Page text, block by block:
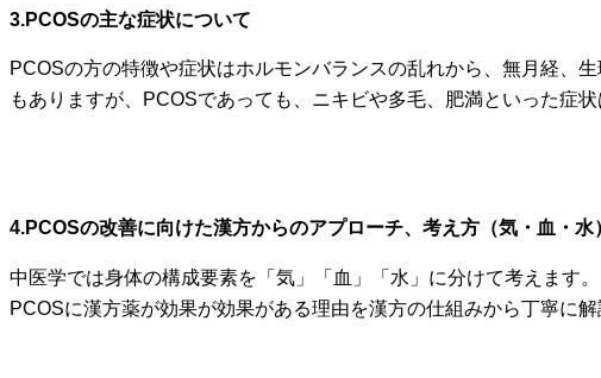
3.PCOSの主な症状について
PCOSの方の特徴や症状はホルモンバランスの乱れから、無月経、
もありますが、
PCOSであっても、ニキビや多毛、肥満といった症
4.PCOSの改善に向けた漢方からのアプローチ、考え方（気・血・水
中医学では身体の構成要素を「気」「血」「水」に分けて考えます。
PCOSに漢方薬が効果が効果がある理由を漢方の仕組みから丁寧に解